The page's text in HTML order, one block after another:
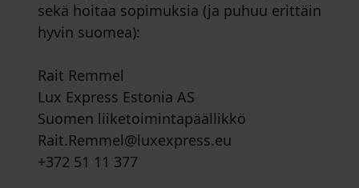
sekä hoitaa sopimuksia (ja puhuu erittäin
hyvin suomea):
Rait Remmel
Lux Express Estonia AS
Suomen liiketoimintapäällikkö
Rait.Remmel@luxexpress.eu
+372 51 11 377